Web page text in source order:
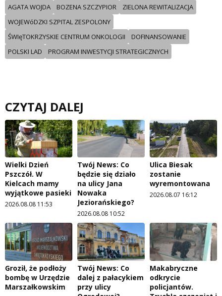
AGATA WOJDA BOZENA SZCZYPIOR
ZIELONA REWITALIZACJA
WOJEWóDZKI SZPITAL ZESPOLONY
ŚWIęTOKRZYSKIE CENTRUM ONKOLOGII
DOFINANSOWANIE
POLSKI LAD
PROGRAM INWESTYCJI STRATEGICZNYCH
CZYTAJ DALEJ
Wielki Dzień
Pszczół. W
Kielcach mamy
wyjątkowe pasieki
2026.08.08 11:53
Twój News: Co
będzie się działo
na ulicy Jana
Nowaka
Jeziorańskiego?
2026.08.08 10:52
Ulica Biesak
zostanie
wyremontowana
2026.08.07 16:12
Groził, że podłoży
bombę w Urzędzie
Marszałkowskim
Twój News: Co
dalej z pałacykiem
przy ulicy
Makabryczne
odkrycie
policjantów.